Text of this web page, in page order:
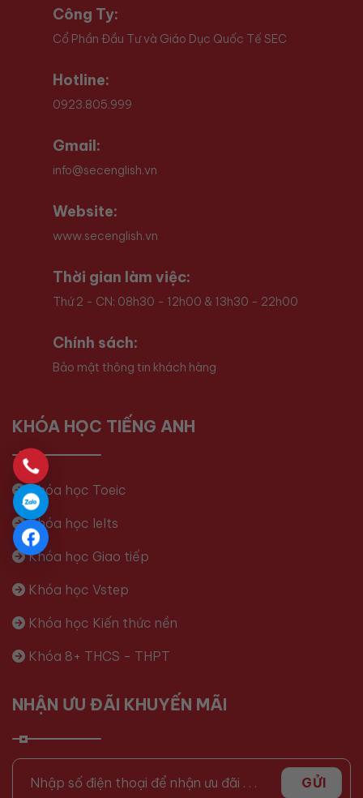
Công Ty:
Cổ Phần Đầu Tư và Giáo Dục Quốc Tế SEC
Hotline:
0923.805.999
Gmail:
info@secenglish.vn
Website:
www.secenglish.vn
Thời gian làm việc:
Thứ 2 - CN: 08h30 - 12h00 & 13h30 - 22h00
Chính sách:
Bảo mật thông tin khách hàng
KHÓA HỌC TIẾNG ANH
Khóa học Toeic
Khóa học Ielts
Khóa học Giao tiếp
Khóa học Vstep
Khóa học Kiến thức nền
Khóa 8+ THCS - THPT
NHẬN ƯU ĐÃI KHUYẾN MÃI